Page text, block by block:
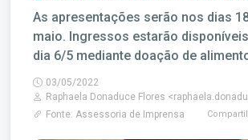
As apresentações serão nos dias
maio. Ingressos estarão
dia 6/5 mediante doação de
03/05/2022
Raphaela Donaduce Flores
Fonte: Assessoria de Imprensa